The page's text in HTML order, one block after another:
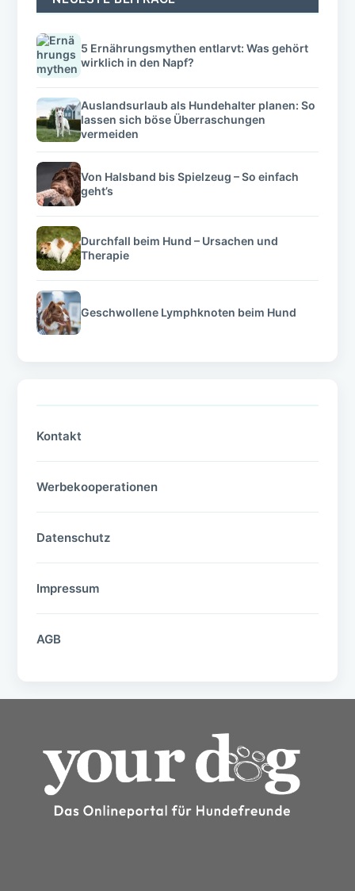
5 Ernährungsmythen entlarvt: Was gehört
wirklich in den Napf?
Auslandsurlaub als Hundehalter planen: So
lassen sich böse Überraschungen
vermeiden
Von Halsband bis Spielzeug – So einfach
geht’s
Durchfall beim Hund – Ursachen und
Therapie
Geschwollene Lymphknoten beim Hund
Kontakt
Werbekooperationen
Datenschutz
Impressum
AGB